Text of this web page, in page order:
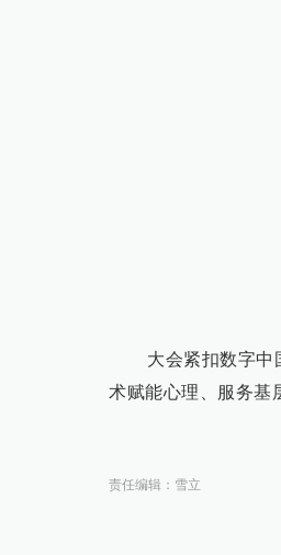
大会紧扣数字中
术赋能心理、服务基
责任编辑：雪立